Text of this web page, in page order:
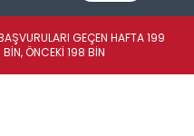
GEÇEN HAFTA 199
ÖNCEKİ 198 BİN